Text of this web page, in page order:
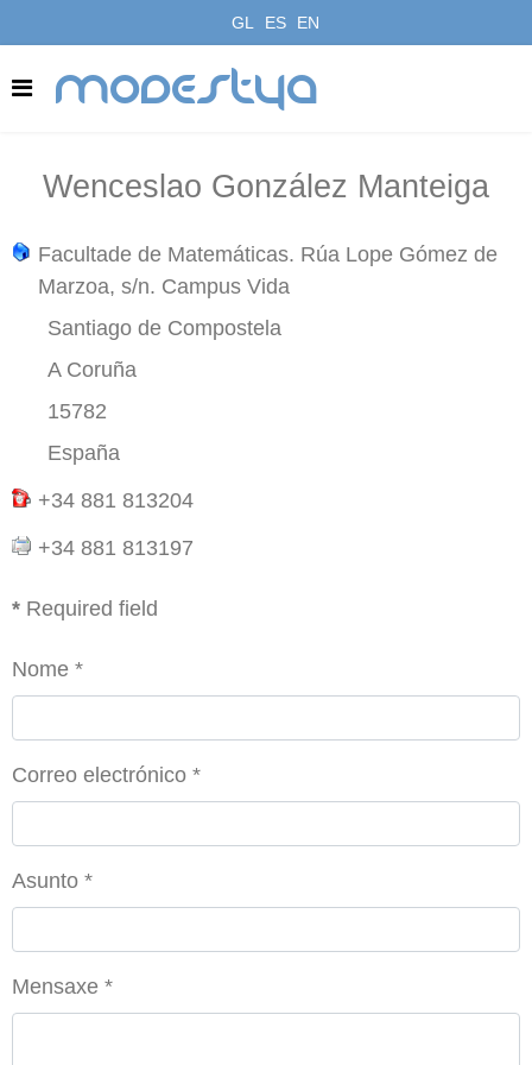
GL ES EN
modestya
Wenceslao González Manteiga
Facultade de Matemáticas. Rúa Lope Gómez de
Marzoa, s/n. Campus Vida
Santiago de Compostela
A Coruña
15782
España
+34 881 813204
+34 881 813197
* Required field
Nome *
Correo electrónico *
Asunto *
Mensaxe *